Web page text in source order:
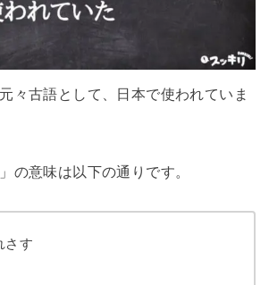
々古語として、日本で使われていま
の意味は以下の通りです。
さす